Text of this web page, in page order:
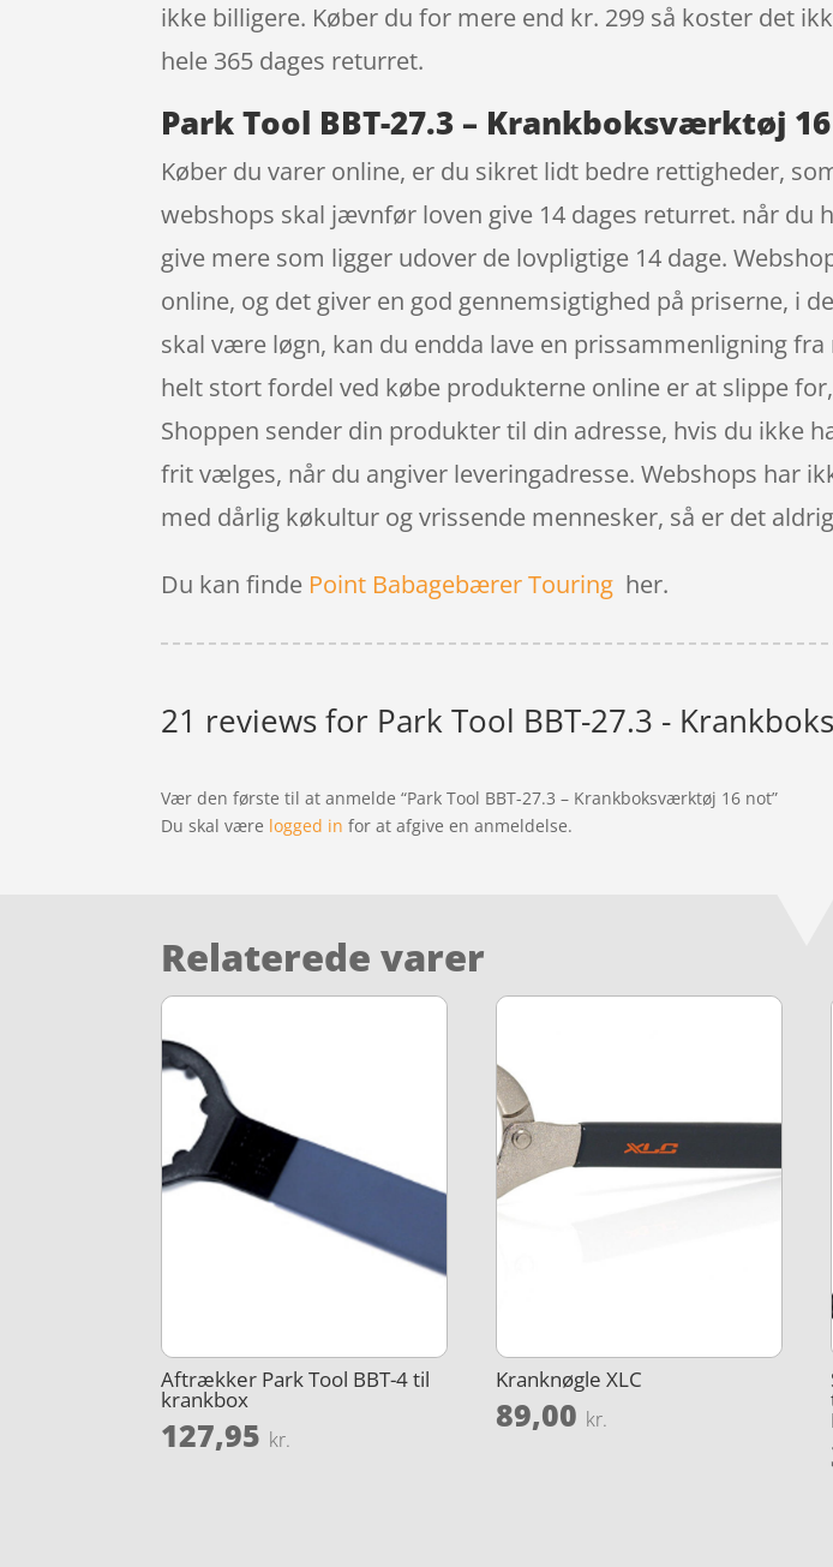
ikke billigere. Køber du for mere end kr. 299 så koster det
hele 365 dages returret.
Park Tool BBT-27.3 – Krankboksværktøj
Køber du varer online, er du sikret lidt bedre rettigheder,
webshops skal jævnfør loven give 14 dages returret. når du
give mere som ligger udover de lovpligtige 14 dage.
online, og det giver en god gennemsigtighed på priserne, i
skal være løgn, kan du endda lave en prissammenligning
helt stort fordel ved købe produkterne online er at slippe
Shoppen sender din produkter til din adresse, hvis du ikke
frit vælges, når du angiver leveringadresse. Webshops har
med dårlig køkultur og vrissende mennesker, så er det
Du kan finde Point Babagebærer Touring her.
21 reviews for Park Tool BBT-27.3 -
Vær den første til at anmelde “Park Tool BBT-27.3 – Krankboksværktøj 16 not”
Du skal være logged in for at afgive en anmeldelse.
Relaterede varer
Aftrækker Park Tool BBT-4 til
krankbox
127,95 kr.
Kranknøgle XLC
89,00 kr.